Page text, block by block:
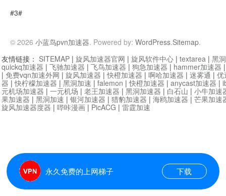
#3#
© 2026 小蓝鸟pvn加速器. Powered by: WordPress.Sitemap.
永久免费的上网梯子 下载
友情链接： SITEMAP | 旋风加速器官网 | 旋风软件中心 | textarea | 黑
quickq加速器 | 飞驰加速器 | 飞鸟加速器 | 狗急加速器 | hammer加速器
| 免费vqn加速外网 | 旋风加速器 |快橙加速器 | 啊哈加速器 | 迷雾通 | 优
器 |快柠檬加速器 | 黑洞加速 | falemon |快橙加速器 | anycast加速器 |
元机场加速器 | 一元机场 | 老王加速器 | 黑洞加速器 | 白石山 | 小牛加速
果加速器 | 黑洞加速 | 银河加速器 | 猎豹加速器 | 海鸥加速器 | 芒果加速
旋风加速器度器 | 哔咔漫画 | PicACG | 雷霆加速